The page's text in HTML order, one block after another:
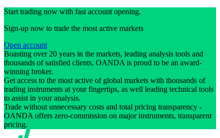
Start trading now with fast account opening.
Sign-up now to trade the most active markets
Open account
Boasting over 20 years in the markets, leading analysis tools and
thousands of satisfied clients, OANDA is proud to be an award-
winning broker.
Get access to the most active of global markets with thousands of
trading instruments at your fingertips, as well leading technical tools
to assist in your analysis.
Trade without unnecessary costs and total pricing transparency -
OANDA offers zero-commission on major instruments, transparent
pricing.